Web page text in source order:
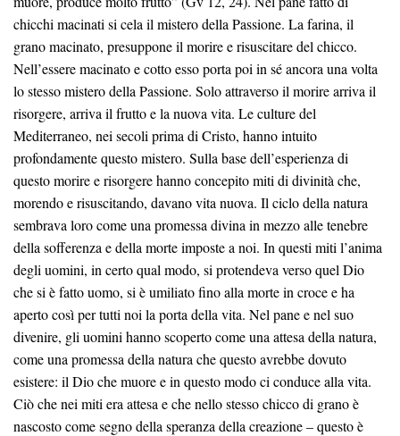
chicchi macinati si cela il mistero della Passione. La farina, il
grano macinato, presuppone il morire e risuscitare del chicco.
Nell’essere macinato e cotto esso porta poi in sé ancora una volta
lo stesso mistero della Passione. Solo attraverso il morire arriva il
risorgere, arriva il frutto e la nuova vita. Le culture del
Mediterraneo, nei secoli prima di Cristo, hanno intuito
profondamente questo mistero. Sulla base dell’esperienza di
questo morire e risorgere hanno concepito miti di divinità che,
morendo e risuscitando, davano vita nuova. Il ciclo della natura
sembrava loro come una promessa divina in mezzo alle tenebre
della sofferenza e della morte imposte a noi. In questi miti l’anima
degli uomini, in certo qual modo, si protendeva verso quel Dio
che si è fatto uomo, si è umiliato fino alla morte in croce e ha
aperto così per tutti noi la porta della vita. Nel pane e nel suo
divenire, gli uomini hanno scoperto come una attesa della natura,
come una promessa della natura che questo avrebbe dovuto
esistere: il Dio che muore e in questo modo ci conduce alla vita.
Ciò che nei miti era attesa e che nello stesso chicco di grano è
nascosto come segno della speranza della creazione – questo è